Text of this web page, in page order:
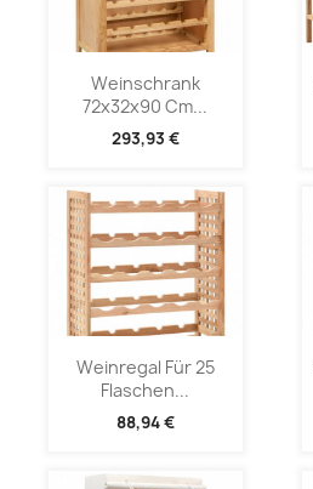
Weinschrank
72x32x90 Cm...
293,93 €
Weinregal Für 25
Flaschen...
88,94 €